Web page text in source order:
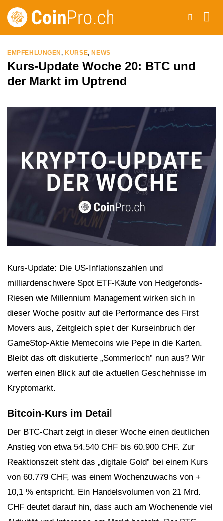
Zum
Inhalt
EMPFEHLUNGEN,KURSE,NEWS
Kurs-Update Woche 20: BTC und
der Markt im Uptrend
Kurs-Update: Die US-Inflationszahlen und
milliardenschwere Spot ETF-Käufe von Hedgefonds-
Riesen wie Millennium Management wirken sich in
dieser Woche positiv auf die Performance des First
Movers aus, Zeitgleich spielt der Kurseinbruch der
GameStop-Aktie Memecoins wie Pepe in die Karten.
Bleibt das oft diskutierte „Sommerloch” nun aus? Wir
werfen einen Blick auf die aktuellen Geschehnisse im
Kryptomarkt.
Bitcoin-Kurs im Detail
Der BTC-Chart zeigt in dieser Woche einen deutlichen
Anstieg von etwa 54.540 CHF bis 60.900 CHF. Zur
Reaktionszeit steht das „digitale Gold” bei einem Kurs
von 60.779 CHF, was einem Wochenzuwachs von +
10,1 % entspricht. Ein Handelsvolumen von 21 Mrd.
CHF deutet darauf hin, dass auch am Wochenende viel